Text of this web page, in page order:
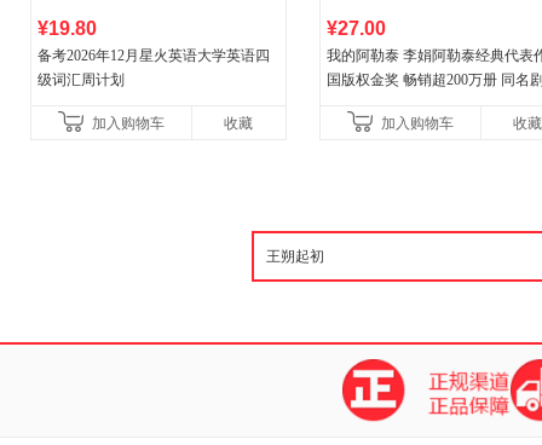
¥19.80
备考2026年12月星火英语大学英语四
级词汇周计划
加入购物车 收藏
¥27.00
我的阿勒泰 李娟阿勒泰经典代表
国版权金奖 畅销超200万册 同名
加入购物车
收藏